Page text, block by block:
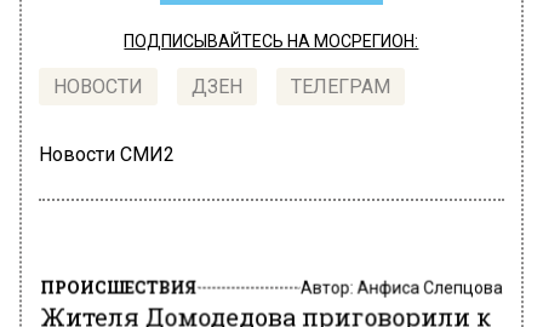
ПОДПИСЫВАЙТЕСЬ НА МОСРЕГИОН:
НОВОСТИ ДЗЕН ТЕЛЕГРАМ
Новости СМИ2
ПРОИСШЕСТВИЯ Автор: Анфиса Слепцова
Жителя Домодедова приговорили к